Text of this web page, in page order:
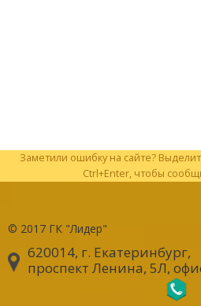
Заметили ошибку на сайте?
Ctrl+Enter, чтобы
© 2017 ГК "Лидер"
620014, г. Екатеринбург,
проспект Ленина, 5Л,